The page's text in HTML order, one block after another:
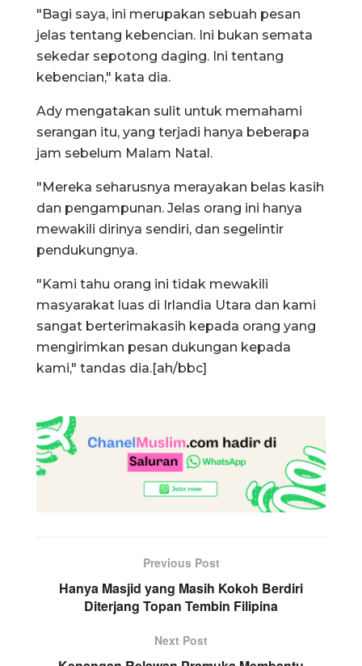
"Bagi saya, ini merupakan sebuah pesan
jelas tentang kebencian. Ini bukan semata
sekedar sepotong daging. Ini tentang
kebencian," kata dia.
Ady mengatakan sulit untuk memahami
serangan itu, yang terjadi hanya beberapa
jam sebelum Malam Natal.
"Mereka seharusnya merayakan belas kasih
dan pengampunan. Jelas orang ini hanya
mewakili dirinya sendiri, dan segelintir
pendukungnya.
"Kami tahu orang ini tidak mewakili
masyarakat luas di Irlandia Utara dan kami
sangat berterimakasih kepada orang yang
mengirimkan pesan dukungan kepada
kami," tandas dia.[ah/bbc]
Previous Post
Hanya Masjid yang Masih Kokoh Berdiri
Diterjang Topan Tembin Filipina
Next Post